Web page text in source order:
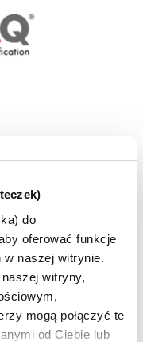
do
oferować funkcje
w naszej witrynie.
witryny,
mogą połączyć te
od Ciebie lub
po
i
| 02-03, 06-